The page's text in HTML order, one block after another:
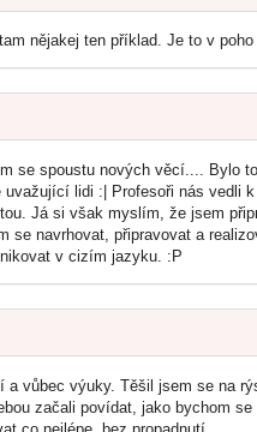
nějakej ten příklad. Je to v
se spoustu nových věcí.... Bylo
lidi :| Profesoři nás vedli
Já si však myslím, že jsem
navrhovat, připravovat a
v cizím jazyku. :P
vůbec výuky. Těšil jsem se na
začali povídat, jako bychom